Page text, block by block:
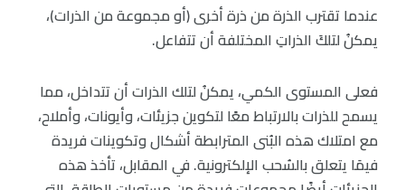
عندما تقترب الذرة من ذرة أخرى (أو مجموعة من الذرات)،
يمكنُ لتلكَ الذراتِ المختلفة أن تتفاعل.
فعلى المستوى الكمي، يمكنُ لتلك الذرات أن تتداخل، مما
يسمح للذرات بالارتباط معًا لتكوين جزيئات، وأيونات، وأملاح،
مع امتلاك هذه البُنى المترابطة أشكال وتكوينات فريدة
فيمَا يتعلق بالسُحب الإلكترونية. في المقابل، تأخذ هذه